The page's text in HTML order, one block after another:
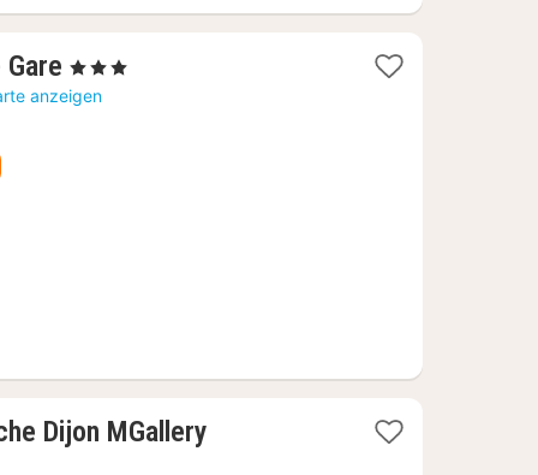
1
Nacht
, 3 Sterne
anzeigen
Dijon MGallery